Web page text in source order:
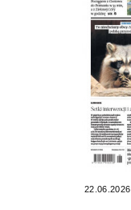
22.06.2026